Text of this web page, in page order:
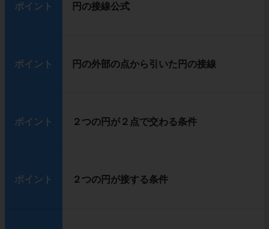
ポイント 円の接線公式
ポイント 円の外部の点から引いた円の接線
ポイント ２つの円が２点で交わる条件
ポイント ２つの円が接する条件